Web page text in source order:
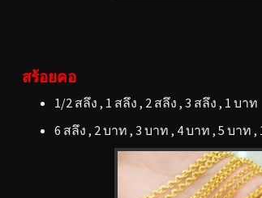
สร้อยคอ
1/2 สลึง , 1 สลึง , 2 สลึง , 3 สลึง , 1 บาท
6 สลึง , 2 บาท , 3 บาท , 4 บาท , 5 บาท ,